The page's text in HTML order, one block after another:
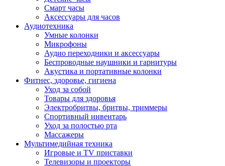
Смарт часы
Аксессуары для часов
Аудиотехника
Умные колонки
Микрофоны
Аудио переходники и аксессуары
Беспроводные наушники и гарнитуры
Акустика и портативные колонки
Фитнес, здоровье, гигиена
Уход за собой
Товары для здоровья
Электробритвы, бритвы, триммеры
Спортивный инвентарь
Уход за полостью рта
Массажеры
Мультимедийная техника
Игровые и TV приставки
Телевизоры и проекторы